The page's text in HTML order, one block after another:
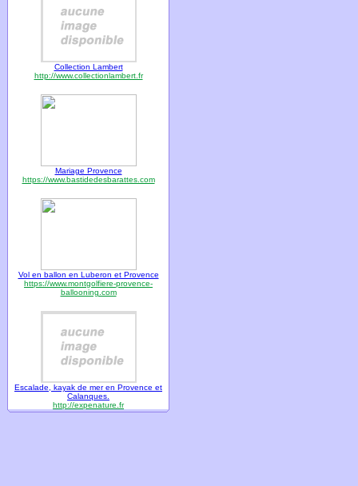
Collection Lambert
http://www.collectionlambert.fr
Mariage Provence
https://www.bastidedesbarattes.com
Vol en ballon en Luberon et Provence
https://www.montgolfiere-provence-
ballooning.com
Escalade, kayak de mer en Provence et
Calanques.
http://expenature.fr